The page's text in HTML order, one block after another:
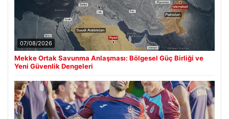
07/08/2026
Mekke Ortak Savunma Anlaşması: Bölgesel Güç Birliği ve
Yeni Güvenlik Dengeleri